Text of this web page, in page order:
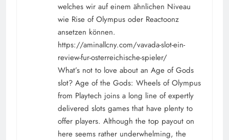
welches wir auf einem ähnlichen Niveau
wie Rise of Olympus oder Reactoonz
ansetzen können.
https://aminallcny.com/vavada-slot-ein-
review-fur-osterreichische-spieler/
What’s not to love about an Age of Gods
slot? Age of the Gods: Wheels of Olympus
from Playtech joins a long line of expertly
delivered slots games that have plenty to
offer players. Although the top payout on
here seems rather underwhelming, the